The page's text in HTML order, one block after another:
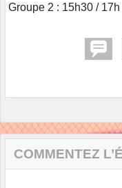
Groupe 2 : 15h30 / 17h
COMMENTEZ